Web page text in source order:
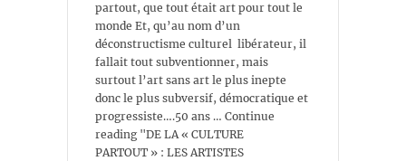
partout, que tout était art pour tout le
monde Et, qu’au nom d’un
déconstructisme culturel libérateur, il
fallait tout subventionner, mais
surtout l’art sans art le plus inepte
donc le plus subversif, démocratique et
progressiste….50 ans … Continue
reading "DE LA « CULTURE
PARTOUT » : LES ARTISTES